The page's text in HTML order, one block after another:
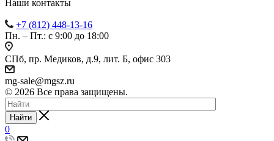
Наши контакты
+7 (812) 448-13-16
Пн. – Пт.: с 9:00 до 18:00
СПб, пр. Медиков, д.9, лит. Б, офис 303
mg-sale@mgsz.ru
© 2026 Все права защищены.
Найти
0